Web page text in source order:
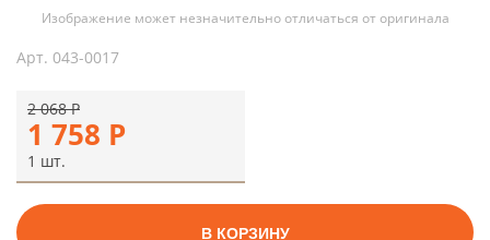
Изображение может незначительно отличаться от оригинала
Арт. 043-0017
1 758 Р
2 068Р
1 шт.
В КОРЗИНУ